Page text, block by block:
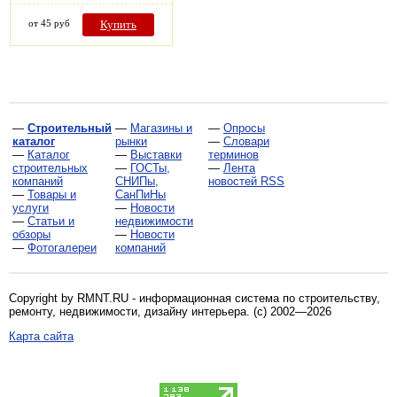
от 45 руб Купить
— Строительный
каталог
— Каталог
строительных
компаний
— Товары и
услуги
— Статьи и
обзоры
— Фотогалереи
— Магазины и
рынки
— Выставки
— ГОСТы,
СНИПы,
СанПиНы
— Новости
недвижимости
— Новости
компаний
— Опросы
— Словари
терминов
— Лента
новостей RSS
Copyright by RMNT.RU - информационная система по строительству,
ремонту, недвижимости, дизайну интерьера . (c) 2002—2026
Карта сайта